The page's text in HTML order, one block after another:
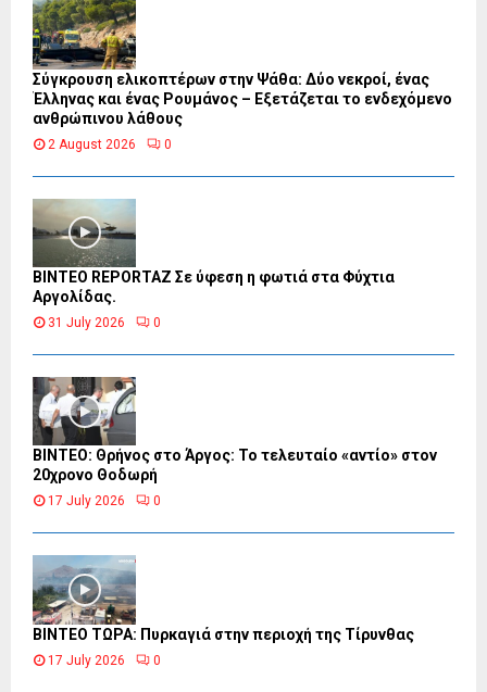
Σύγκρουση ελικοπτέρων στην Ψάθα: Δύο νεκροί, ένας
Έλληνας και ένας Ρουμάνος – Εξετάζεται το ενδεχόμενο
ανθρώπινου λάθους
2 August 2026 0
BINTEO REPORTAZ Σε ύφεση η φωτιά στα Φύχτια
Αργολίδας.
31 July 2026 0
ΒΙΝΤΕΟ: Θρήνος στο Άργος: Το τελευταίο «αντίο» στον
20χρονο Θοδωρή
17 July 2026 0
ΒΙΝΤΕΟ ΤΩΡΑ: Πυρκαγιά στην περιοχή της Τίρυνθας
17 July 2026 0